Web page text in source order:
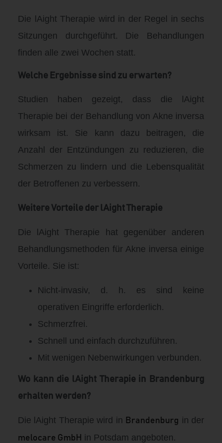
Die lAight Therapie wird in der Regel in sechs
Sitzungen durchgeführt. Die Behandlungen
finden alle zwei Wochen statt.
Welche Ergebnisse sind zu erwarten?
Studien haben gezeigt, dass die lAight
Therapie bei der Behandlung von Akne inversa
wirksam ist. Sie kann dazu beitragen, die
Anzahl der Entzündungen zu reduzieren, die
Schmerzen zu lindern und die Lebensqualität
der Betroffenen zu verbessern.
Weitere Vorteile der lAight Therapie
Die lAight Therapie hat gegenüber anderen
Behandlungsmethoden für Akne inversa einige
Vorteile. Sie ist:
Nicht-invasiv, d. h. es sind keine
operativen Eingriffe erforderlich.
Schmerzfrei.
Schnell und einfach durchzuführen.
Mit wenigen Nebenwirkungen verbunden.
Wo kann die lAight Therapie in Brandenburg
erhalten werden?
Die lAight Therapie wird in Brandenburg in der
melocare GmbH in Potsdam angeboten.